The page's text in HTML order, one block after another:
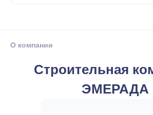
О компании
Строительная
ЭМЕРАДА